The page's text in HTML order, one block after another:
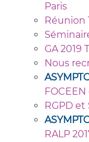
Paris
Réunion
GA 2019
Nous
RGPD
RALP